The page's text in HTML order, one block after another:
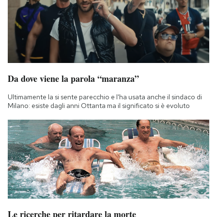
Da dove viene la parola “maranza”
Ultimamente la si sente parecchio e l'ha usata anche il sindaco di
Milano: esiste dagli anni Ottanta ma il significato si è evoluto
Le ricerche per ritardare la morte